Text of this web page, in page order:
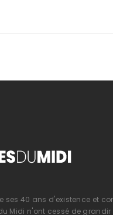
ses 40 ans d'existence et
Midi n'ont cessé de